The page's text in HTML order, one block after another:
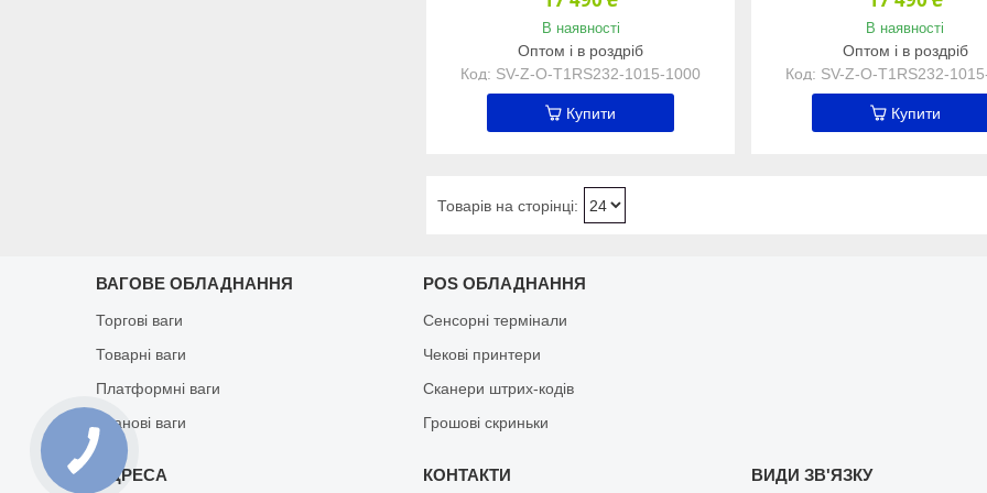
В наявності
Оптом і в роздріб
SV-Z-O-Т1RS232-1015-1000
Купити
В наявності
Оптом і в роздріб
SV-Z-O-Т1RS232-
Купити
ВАГОВЕ ОБЛАДНАННЯ
Торгові ваги
Товарні ваги
Платформні ваги
Кранові ваги
POS ОБЛАДНАННЯ
Сенсорні термінали
Чекові принтери
Сканери штрих-кодів
Грошові скриньки